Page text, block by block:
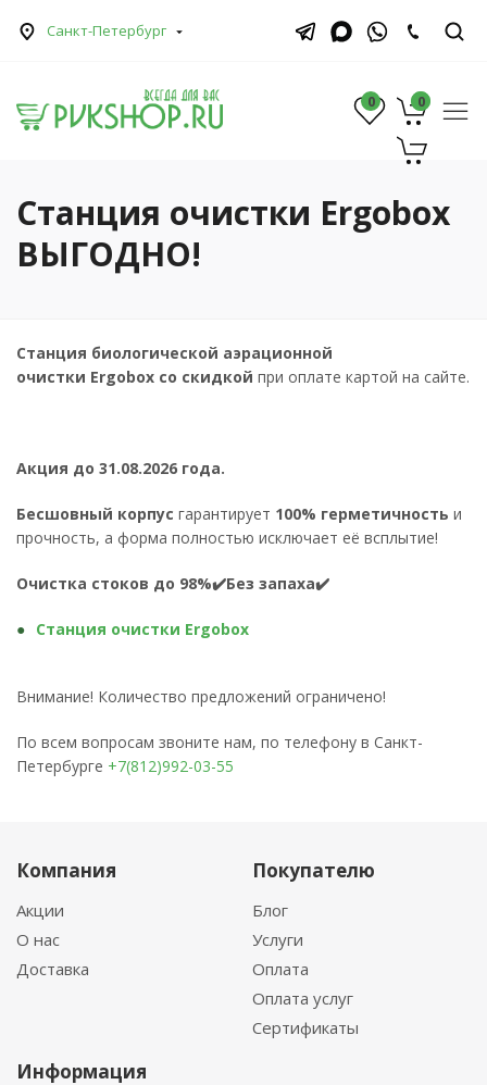
Санкт-Петербург
0 0
0
Станция очистки Ergobox
ВЫГОДНО!
Станция биологической аэрационной
очистки Ergobox со скидкой при оплате картой на сайте.
Акция до 31.08.2026 года.
Бесшовный корпус гарантирует 100% герметичность и
прочность, а форма полностью исключает её всплытие!
Очистка стоков до 98%✔️Без запаха✔️
Станция очистки Ergobox
Внимание! Количество предложений ограничено!
По всем вопросам звоните нам, по телефону в Санкт-
Петербурге +7(812)992-03-55
Компания
Акции
О нас
Доставка
Покупателю
Блог
Услуги
Оплата
Оплата услуг
Сертификаты
Информация